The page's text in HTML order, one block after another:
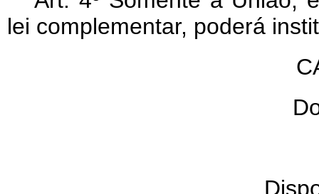
lei complementar, poderá